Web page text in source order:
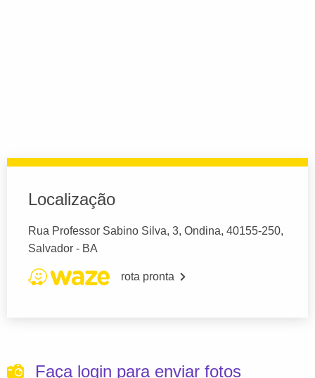
Localização
Rua Professor Sabino Silva, 3, Ondina, 40155-250,
Salvador - BA
rota pronta
Faça login para enviar fotos